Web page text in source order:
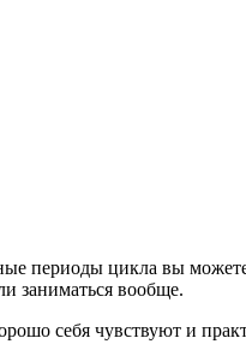
периоды цикла вы
заниматься вообще.
себя чувствуют и